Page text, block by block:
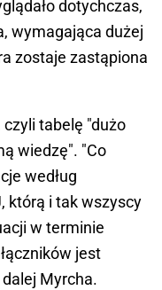
dotychczas,
wymagająca dużej
zostaje zastąpiona
tabelę "dużo
wiedzę". "Co
według
którą i tak wszyscy
w terminie
jest
Myrcha.